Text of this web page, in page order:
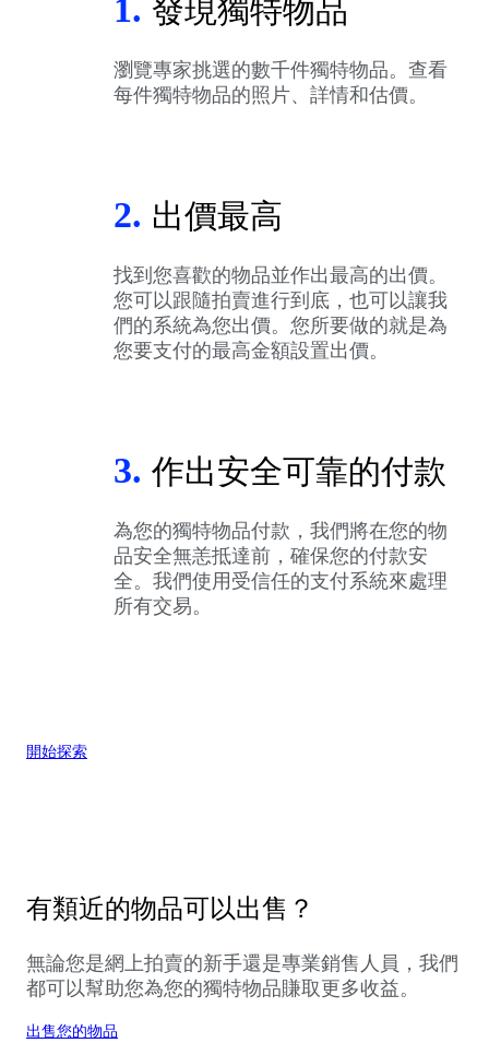
1. 發現獨特物品
瀏覽專家挑選的數千件獨特物品。查看
每件獨特物品的照片、詳情和估價。
2. 出價最高
找到您喜歡的物品並作出最高的出價。
您可以跟隨拍賣進行到底，也可以讓我
們的系統為您出價。您所要做的就是為
您要支付的最高金額設置出價。
3. 作出安全可靠的付款
為您的獨特物品付款，我們將在您的物
品安全無恙抵達前，確保您的付款安
全。我們使用受信任的支付系統來處理
所有交易。
開始探索
有類近的物品可以出售？
無論您是網上拍賣的新手還是專業銷售人員，我們
都可以幫助您為您的獨特物品賺取更多收益。
出售您的物品